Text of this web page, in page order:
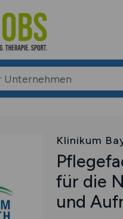
Klinikum
für die
und